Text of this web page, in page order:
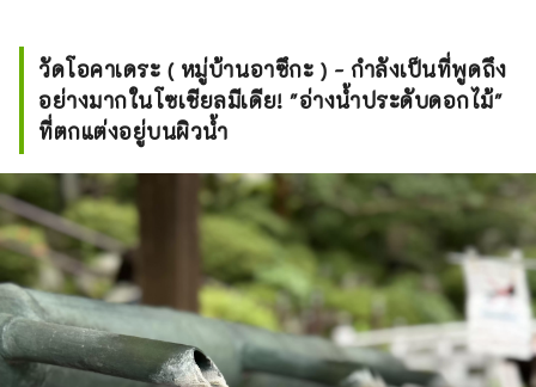
วัดโอคาเดระ ( หมู่บ้านอาซึกะ ) - กำลังเป็นที่พูดถึง
อย่างมากในโซเชียลมีเดีย! "อ่างน้ำประดับดอกไม้"
ที่ตกแต่งอยู่บนผิวน้ำ